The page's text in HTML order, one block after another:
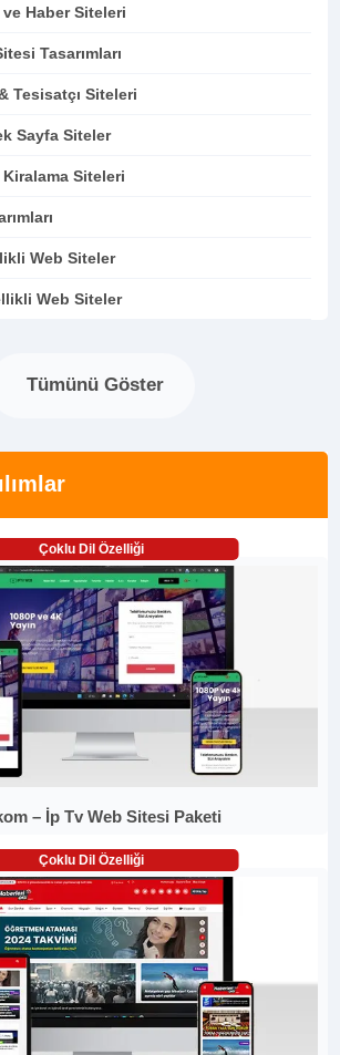
Haber Siteleri
Tasarımları
Tesisatçı Siteleri
Sayfa Siteler
Siteleri
Web Siteler
Web Siteler
Tümünü Göster
Çoklu Dil Özelliği
– İp Tv Web Sitesi Paketi
Çoklu Dil Özelliği